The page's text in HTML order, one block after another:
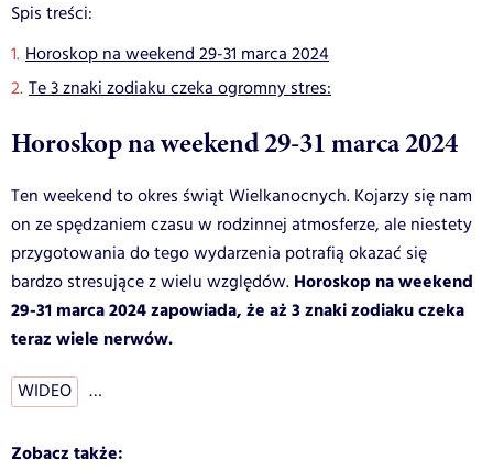
Spis treści:
Horoskop na weekend 29-31 marca 2024
Te 3 znaki zodiaku czeka ogromny stres:
Horoskop na weekend 29-31 marca 2024
Ten weekend to okres świąt Wielkanocnych. Kojarzy się nam
on ze spędzaniem czasu w rodzinnej atmosferze, ale niestety
przygotowania do tego wydarzenia potrafią okazać się
bardzo stresujące z wielu względów. Horoskop na weekend
29-31 marca 2024 zapowiada, że aż 3 znaki zodiaku czeka
teraz wiele nerwów.
WIDEO …
Zobacz także: